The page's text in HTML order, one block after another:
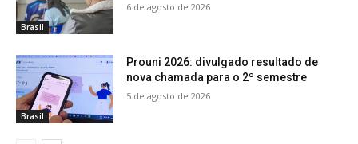
Brasil
6 de agosto de 2026
Brasil
Prouni 2026: divulgado resultado de
nova chamada para o 2º semestre
5 de agosto de 2026